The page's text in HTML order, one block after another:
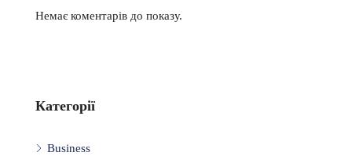
Немає коментарів до показу.
Категорії
Business